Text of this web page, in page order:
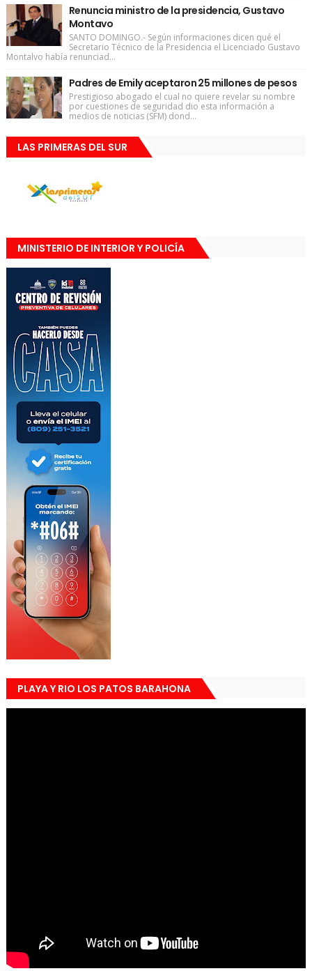
Renuncia ministro de la presidencia, Gustavo
Montavo
SANTO DOMINGO.- Según informaciones dicen qué el
Secretario Técnico de la Presidencia el Licenciado Gustavo
Montalvo había renunciad...
Padres de Emily aceptaron 25 millones de pesos
Prestigioso abogado el cual no quiere revelar su nombre
por cuestiones de seguridad dio esta información a
medios de noticias (SFM) dond...
LAS PRIMERAS DEL SUR
MINISTERIO DE INTERIOR Y POLICÍA
PLAYA Y RIO LOS PATOS BARAHONA